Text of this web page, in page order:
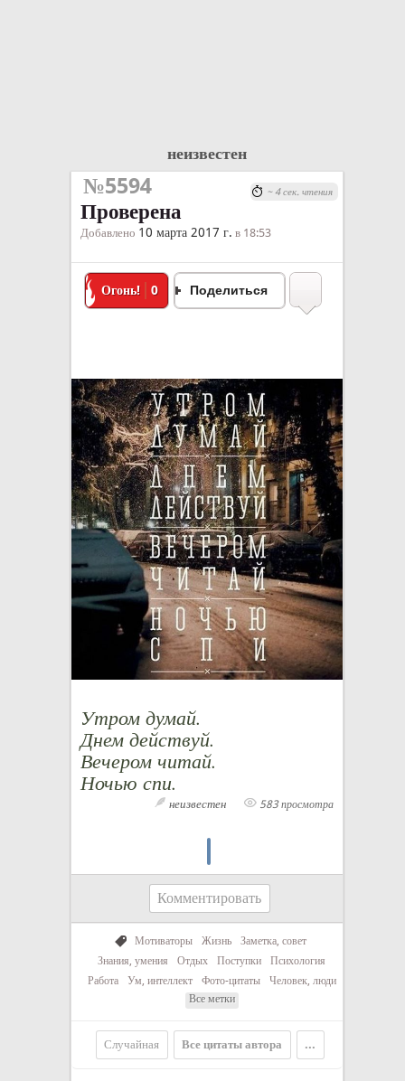
неизвестен
№5594
Проверена
Добавлено 10 марта 2017 г. в 18:53
Огонь! 0 Поделиться
Утром думай.
Днем действуй.
Вечером читай.
Ночью спи.
неизвестен 583 просмотра
~ 4 сек. чтения
Комментировать
Мотиваторы Жизнь
Заметка, совет
Знания, умения
Отдых Поступки
Психология
Работа
Ум, интеллект Фото-цитаты
Человек, люди
Все метки
Случайная Все цитаты автора ...